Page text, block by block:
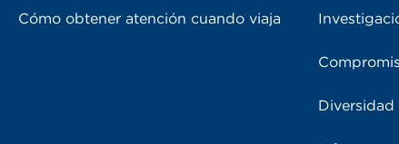
Cómo obtener atención cuando viaja
Diversidad